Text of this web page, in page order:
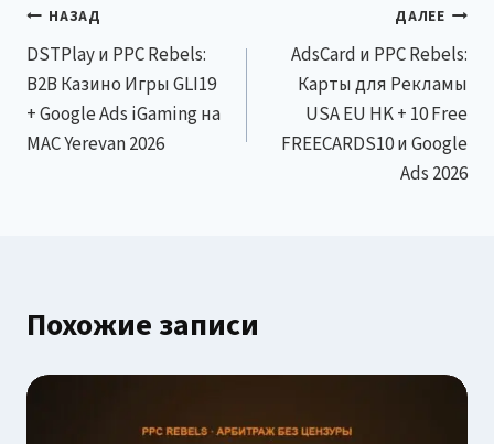
Навигация
по
записям
НАЗАД
DSTPlay и PPC Rebels:
B2B Казино Игры GLI19
+ Google Ads iGaming на
MAC Yerevan 2026
ДАЛЕЕ
AdsCard и PPC Rebels:
Карты для Рекламы
USA EU HK + 10 Free
FREECARDS10 и Google
Ads 2026
Похожие записи